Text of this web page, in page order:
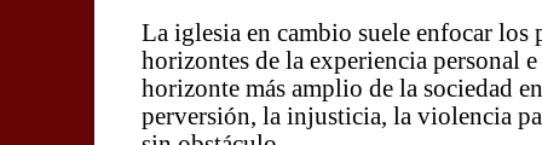
La iglesia en cambio suele enfocar los
horizontes de la experiencia personal
horizonte más amplio de la sociedad
perversión, la injusticia, la violencia